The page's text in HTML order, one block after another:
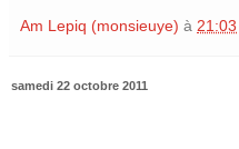
Am Lepiq (monsieuye) à 21:03
samedi 22 octobre 2011